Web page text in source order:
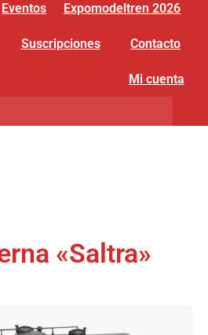
Eventos Expomodeltren 2026
Suscripciones Contacto
Mi cuenta
«Saltra»